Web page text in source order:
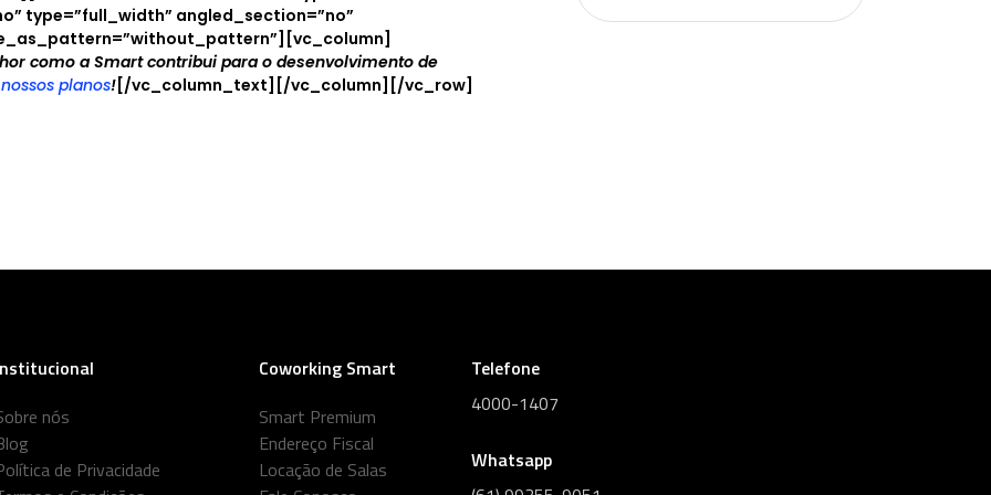
type=”full_width” angled_section=”no”
como a Smart contribui para o desenvolvimento de
planos! [/vc_column_text][/vc_column][/vc_row]
nós
de Privacidade
Coworking Smart
Smart Premium
Endereço Fiscal
Locação de Salas
Telefone
4000-1407
Whatsapp